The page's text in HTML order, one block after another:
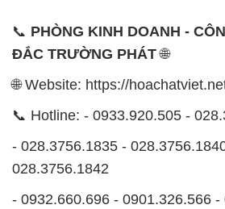
📞 PHÒNG KINH DOANH -
ĐẮC TRƯỜNG PHÁT🌐
🌐 Website: https://
📞 Hotline: - 0933.920.505 -
- 028.3756.1835 -
028.3756.1842
- 0932.660.696 - 0901.326.566